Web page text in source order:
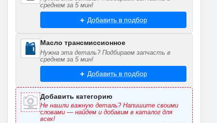
среднем за 5 мин!
Добавить в подбор
Масло трансмиссионное
Нужна эта деталь? Подбираем запчасть в
среднем за 5 мин!
Добавить в подбор
Добавить категорию
Не нашли важную деталь? Напишите своими
словами — найдем и добавим в каталог для
всех!